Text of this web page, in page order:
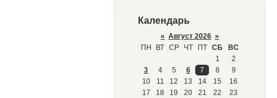
Календарь
« Август 2026 »
ПН
ВТ СР ЧТ ПТ СБ
ВС
1
2
3
4 5 6 7 8
9
10
11 12 13 14 15
16
17
18 19 20 21 22
23